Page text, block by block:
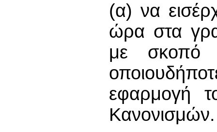
(α) να
ώρα στα
με σκοπό
εφαρμογή
Κανονισμών.